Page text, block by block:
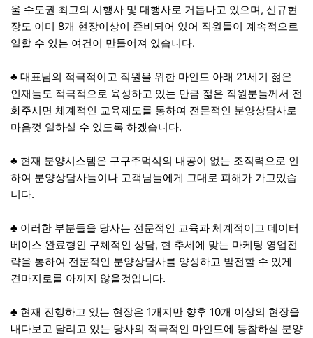
울 수도권 최고의 시행사 및 대행사로 거듭나고 있으며, 신규현
장도 이미 8개 현장이상이 준비되어 있어 직원들이 계속적으로
일할 수 있는 여건이 만들어져 있습니다.
​♣ 대표님의 적극적이고 직원을 위한 마인드 아래 21세기 젊은
인재들도 적극적으로 육성하고 있는 만큼 젊은 직원분들께서 전
화주시면 체계적인 교육제도를 통하여 전문적인 분양상담사로
마음껏 일하실 수 있도록 하겠습니다.
​♣ 현재 분양시스템은 구구주먹식의 내공이 없는 조직력으로 인
하여 분양상담사들이나 고객님들에게 그대로 피해가 가고있습
니다.
​♣ 이러한 부분들을 당사는 전문적인 교육과 체계적이고 데이터
베이스 완료형인 구체적인 상담, 현 추세에 맞는 마케팅 영업전
략을 통하여 전문적인 분양상담사를 양성하고 발전할 수 있게
견마지로를 아끼지 않을것입니다.
​♣ 현재 진행하고 있는 현장은 1개지만 향후 10개 이상의 현장을
내다보고 달리고 있는 당사의 적극적인 마인드에 동참하실 분양